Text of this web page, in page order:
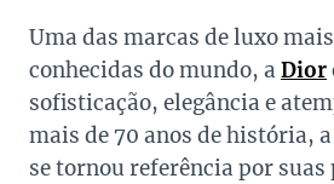
Uma das marcas de luxo
conhecidas do mundo, a Dior
sofisticação, elegância e
mais de 70 anos de história,
se tornou referência por suas